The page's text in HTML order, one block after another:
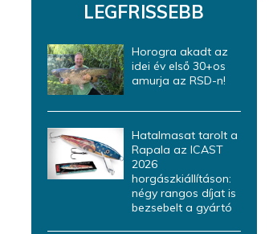
LEGFRISSEBB
Horogra akadt az
idei év első 30+os
amurja az RSD-n!
Hatalmasat tarolt a
Rapala az ICAST
2026
horgászkiállításon:
négy rangos díjat is
bezsebelt a gyártó